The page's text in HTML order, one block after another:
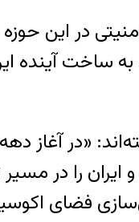
در این
آینده
ایران را در
فضای